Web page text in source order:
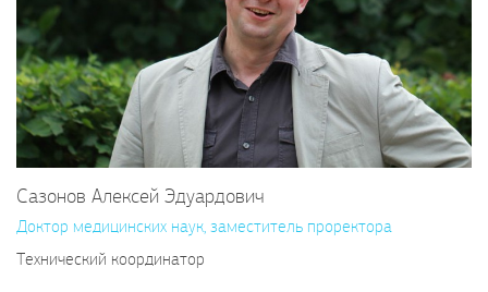
Сазонов Алексей Эдуардович
Доктор медицинских наук, заместитель проректора
Технический координатор